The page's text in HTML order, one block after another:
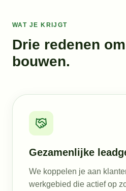
WAT JE KRIJGT
Drie redenen
bouwen.
Gezamenlijke
We koppelen je aan
werkgebied die actief op